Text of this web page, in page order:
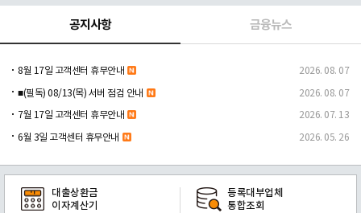
공지사항 금융뉴스
8월 17일 고객센터 휴무안내 2026. 08. 07
■(필독) 08/13(목) 서버 점검 안내 2026. 08. 07
7월 17일 고객센터 휴무안내 2026. 07. 13
6월 3일 고객센터 휴무안내 2026. 05. 26
대출상환금
이자계산기
등록대부업체
통합조회